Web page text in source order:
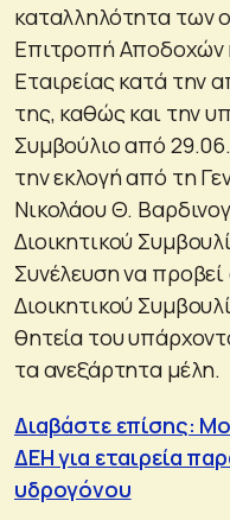
καταλληλότητα των
Επιτροπή Αποδοχών
Εταιρείας κατά την
της, καθώς και την
Συμβούλιο από
την εκλογή από τη
Νικολάου Θ.
Διοικητικού
Συνέλευση να
Διοικητικού
θητεία του
τα ανεξάρτητα μέλη.
Διαβάστε επίσης:
ΔΕΗ για εταιρεία
υδρογόνου